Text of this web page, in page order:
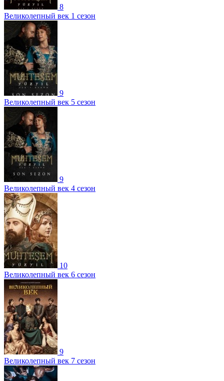
8
Великолепный век 1 сезон
9
Великолепный век 5 сезон
9
Великолепный век 4 сезон
10
Великолепный век 6 сезон
9
Великолепный век 7 сезон